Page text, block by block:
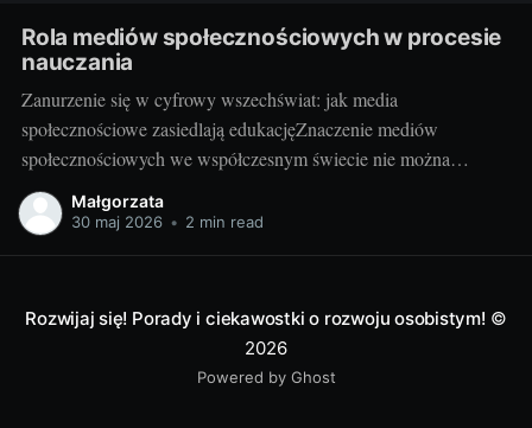
Rola mediów społecznościowych w procesie
nauczania
Zanurzenie się w cyfrowy wszechświat: jak media
społecznościowe zasiedlają edukacjęZnaczenie mediów
społecznościowych we współczesnym świecie nie można
przecenić. Facebook, Instagram, Twitter, YouTube, LinkedIn i
wiele innych platform stało się nieodłączną częścią codzienności
odgrywają też istotną rolę
Małgorzata
30 maj 2026 • 2 min read
Rozwijaj się! Porady i ciekawostki o rozwoju osobistym! ©
2026
Powered by Ghost